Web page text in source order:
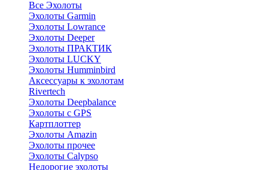
Все Эхолоты
Эхолоты Garmin
Эхолоты Lowrance
Эхолоты Deeper
Эхолоты ПРАКТИК
Эхолоты LUCKY
Эхолоты Humminbird
Аксессуары к эхолотам
Rivertech
Эхолоты Deepbalance
Эхолоты с GPS
Картплоттер
Эхолоты Amazin
Эхолоты прочее
Эхолоты Calypso
Недорогие эхолоты